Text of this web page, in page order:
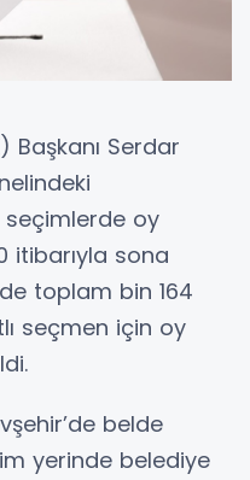
Başkanı Serdar
seçimlerde oy
itibarıyla sona
toplam bin 164
seçmen için oy
belde
yerinde belediye